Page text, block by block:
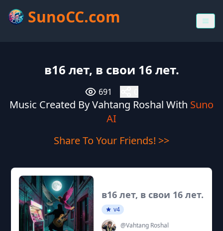
SunoCC.com
в16 лет, в свои 16 лет.
691
Music Created By Vahtang Roshal With Suno
AI
Share To Your Friends! >>
в16 лет, в свои 16 лет.
v4
@Vahtang Roshal